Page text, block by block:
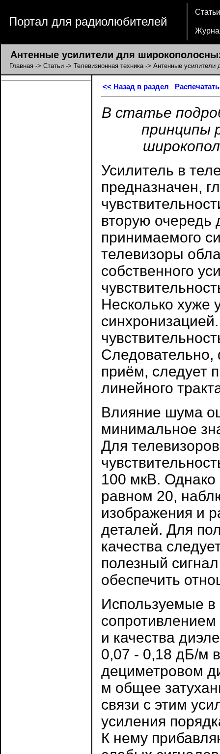
Портал для радиолюбителей
Статьи
Антенные усилители для
Главная -> Статьи -> Телевизионная техника-> Антенные усилители
<< Назад в раздел Распечатать
В статье
принципы
Усилитель в
предназначен,
вторую очередь
принимаемого
телевизоры
собственного
Несколько хуже
приём, следует
линейного
Влияние шума
минимальное
Для
100 мкВ.
равном 20,
изображения и
деталей. Для
качества
полезный
обеспечить
Используемые
и качества
0,07 - 0,18 дБ/м
дециметровом
м общее
связи с этим
усиления
К нему